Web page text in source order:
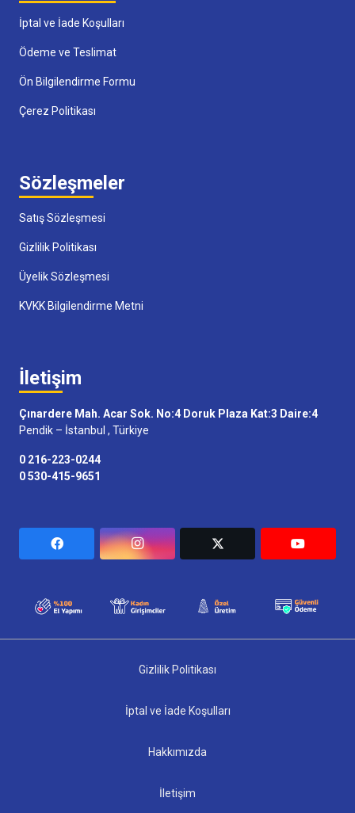
İptal ve İade Koşulları
Ödeme ve Teslimat
Ön Bilgilendirme Formu
Çerez Politikası
Sözleşmeler
Satış Sözleşmesi
Gizlilik Politikası
Üyelik Sözleşmesi
KVKK Bilgilendirme Metni
İletişim
Çınardere Mah. Acar Sok. No:4 Doruk Plaza Kat:3 Daire:4
Pendik – İstanbul , Türkiye
0 216-223-0244
0 530-415-9651
Gizlilik Politikası
İptal ve İade Koşulları
Hakkımızda
İletişim